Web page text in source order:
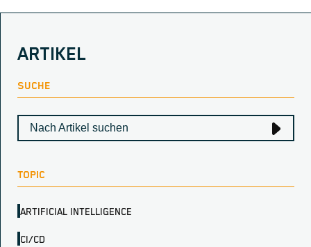
ARTIKEL
SUCHE
TOPIC
ARTIFICIAL INTELLIGENCE
CI/CD